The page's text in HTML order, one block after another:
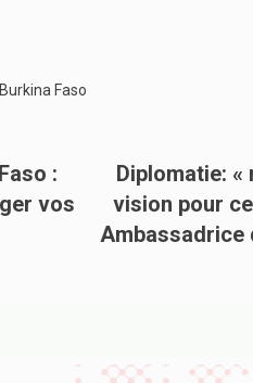
Faso
:
vos
Diplomatie: «
vision pour
Ambassadrice